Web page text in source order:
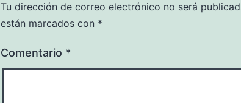
Tu dirección de correo electrónico no será
están marcados con *
Comentario *